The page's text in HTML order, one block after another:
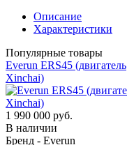
Описание
Характеристики
Популярные товары
Everun ERS45 (двигатель
Xinchai)
1 990 000 руб.
В наличии
Бренд - Everun